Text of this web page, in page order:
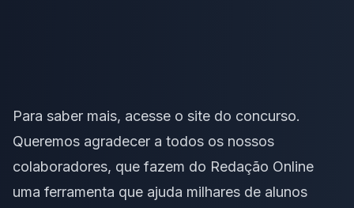
Para saber mais, acesse o site do concurso.
Queremos agradecer a todos os nossos
colaboradores, que fazem do Redação Online
uma ferramenta que ajuda milhares de alunos